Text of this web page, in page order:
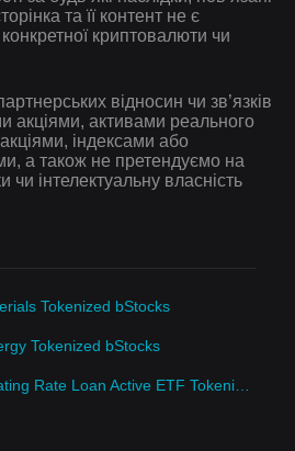
та її контент не є
криптовалюти чи
відносин чи зв’язків
акціями, активами реального
індексами або
а також не претендуємо на
чи інтелектуальну власність
Tokenized bStocks
Tokenized bStocks